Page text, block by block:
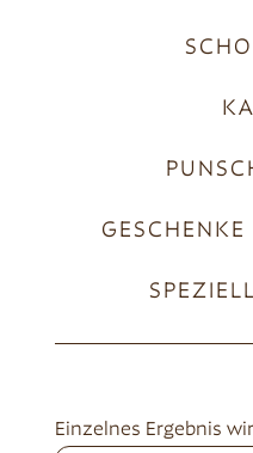
Einzelnes Ergebnis